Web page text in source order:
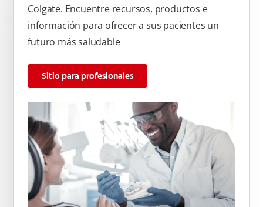
Colgate. Encuentre recursos, productos e
información para ofrecer a sus pacientes un
futuro más saludable
Sitio para profesionales